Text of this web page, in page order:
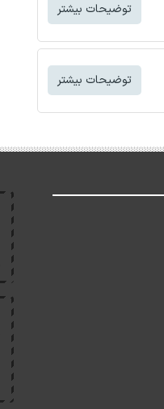
توضیحات بیشتر
توضیحات بیشتر